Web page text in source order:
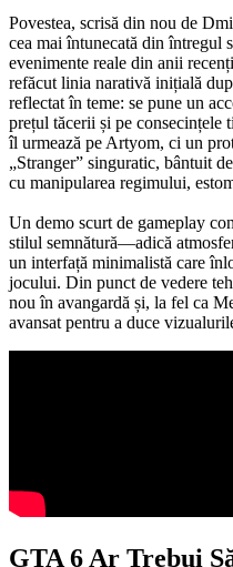
Povestea, scrisă din nou de
cea mai întunecată din întregul
evenimente reale din anii
refăcut linia narativă inițială
reflectat în teme: se pune un
prețul tăcerii și pe consecințele
îl urmează pe Artyom, ci un
„Stranger” singuratic, bântuit
cu manipularea regimului,
Un demo scurt de gameplay
stilul semnătură—adică
un interfață minimalistă care
jocului. Din punct de vedere
nou în avangardă și, la fel ca
avansat pentru a duce
GTA 6 Ar Trebui